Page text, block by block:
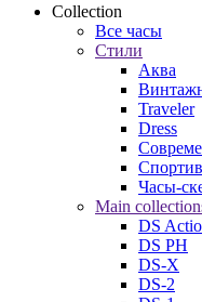
Collection
Все часы
Стили
Аква
Traveler
Dress
Часы-
Main
DS
DS PH
DS-X
DS-2